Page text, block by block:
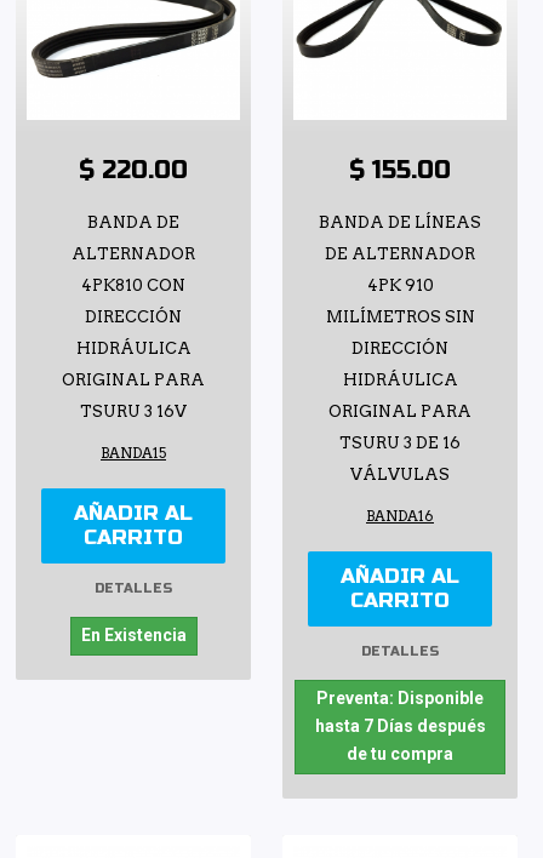
$ 220.00
BANDA DE
ALTERNADOR
4PK810 CON
DIRECCIÓN
HIDRÁULICA
ORIGINAL PARA
TSURU 3 16V
BANDA15
AÑADIR AL
CARRITO
DETALLES
En Existencia
$ 155.00
BANDA DE LÍNEAS
DE ALTERNADOR
4PK 910
MILÍMETROS SIN
DIRECCIÓN
HIDRÁULICA
ORIGINAL PARA
TSURU 3 DE 16
VÁLVULAS
BANDA16
AÑADIR AL
CARRITO
DETALLES
Preventa: Disponible
hasta 7 Días después
de tu compra